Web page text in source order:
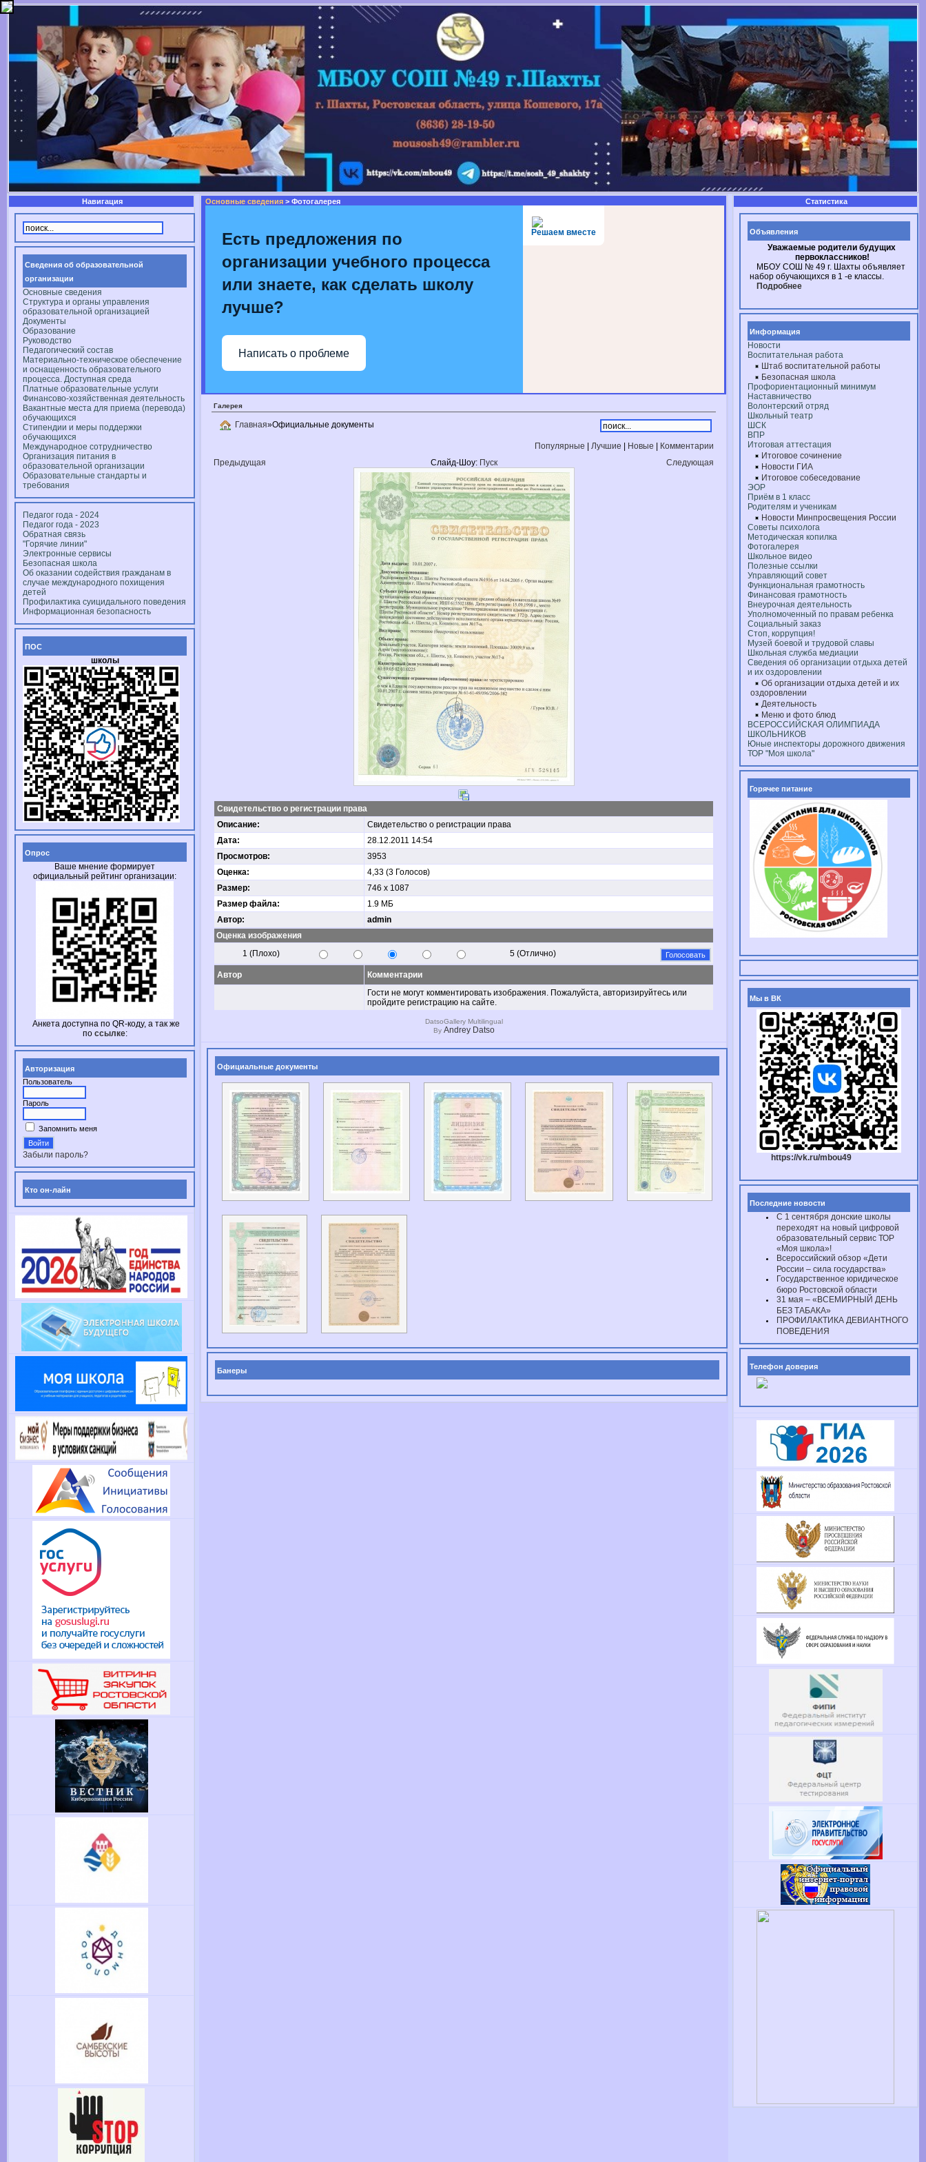
Навигация
Сведения об образовательной
организации
Основные сведения
Структура и органы управления
образовательной организацией
Документы
Образование
Руководство
Педагогический состав
Материально-техническое обеспечение
и оснащенность образовательного
процесса. Доступная среда
Платные образовательные услуги
Финансово-хозяйственная деятельность
Вакантные места для приема (перевода)
обучающихся
Стипендии и меры поддержки
обучающихся
Международное сотрудничество
Организация питания в
образовательной организации
Образовательные стандарты и
требования
Педагог года - 2024
Педагог года - 2023
Обратная связь
"Горячие линии"
Электронные сервисы
Безопасная школа
Об оказании содействия гражданам в
случае международного похищения
детей
Профилактика суицидального поведения
Информационная безопасность
ПОС
школы
Опрос
Ваше мнение формирует
официальный рейтинг организации:
Анкета доступна по QR-коду, а так же
по ссылке:
Авторизация
Пользователь
Пароль
Запомнить меня
Забыли пароль?
Кто он-лайн
Основные сведения > Фотогалерея
Решаем вместе
Есть предложения по
организации учебного процесса
или знаете, как сделать школу
лучше?
Написать о проблеме
Галерея
Главная»Официальные документы
Популярные Лучшие Новые
Комментарии
Предыдущая
Слайд-Шоу: Пуск Следующая
Свидетельство о регистрации права
Описание:
Свидетельство о регистрации права
Дата:
28.12.2011 14:54
Просмотров:
3953
Оценка:
4,33 (3 Голосов)
Размер:
746 x 1087
Размер файла:
1.9 МБ
Автор:
admin
Оценка изображения
1 (Плохо)
5 (Отлично)
Автор
Комментарии
Гости не могут комментировать изображения. Пожалуйста, авторизируйтесь или
пройдите регистрацию на сайте.
DatsoGallery Multilingual
By Andrey Datso
Официальные документы
Банеры
Статистика
Объявления
Уважаемые родители будущих
первоклассников!
МБОУ СОШ № 49 г. Шахты объявляет
набор обучающихся в 1 -е классы.
Подробнее
Информация
Новости
Воспитательная работа
Штаб воспитательной работы
Безопасная школа
Профориентационный минимум
Наставничество
Волонтерский отряд
Школьный театр
ШСК
ВПР
Итоговая аттестация
Итоговое сочинение
Новости ГИА
Итоговое собеседование
ЭОР
Приём в 1 класс
Родителям и ученикам
Новости Минпросвещения России
Советы психолога
Методическая копилка
Фотогалерея
Школьное видео
Полезные ссылки
Управляющий совет
Функциональная грамотность
Финансовая грамотность
Внеурочная деятельность
Уполномоченный по правам ребенка
Социальный заказ
Стоп, коррупция!
Музей боевой и трудовой славы
Школьная служба медиации
Сведения об организации отдыха детей
и их оздоровлении
Об организации отдыха детей и их
оздоровлении
Деятельность
Меню и фото блюд
ВСЕРОССИЙСКАЯ ОЛИМПИАДА
ШКОЛЬНИКОВ
Юные инспекторы дорожного движения
ТОР "Моя школа"
Горячее питание
Мы в ВК
https://vk.ru/mbou49
Последние новости
С 1 сентября донские школы
переходят на новый цифровой
образовательный сервис ТОР
«Моя школа»!
Всероссийский обзор «Дети
России – сила государства»
Государственное юридическое
бюро Ростовской области
31 мая – «ВСЕМИРНЫЙ ДЕНЬ
БЕЗ ТАБАКА»
ПРОФИЛАКТИКА ДЕВИАНТНОГО
ПОВЕДЕНИЯ
Телефон доверия